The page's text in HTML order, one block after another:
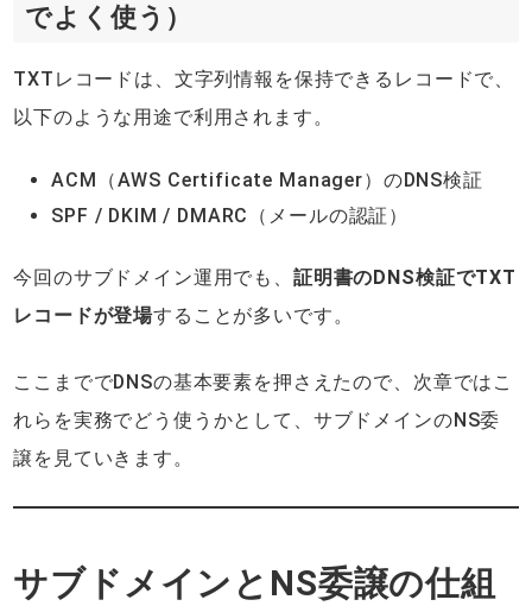
でよく使う）
TXTレコードは、文字列情報を保持できるレコードで、
以下のような用途で利用されます。
ACM（AWS Certificate Manager）のDNS検証
SPF / DKIM / DMARC（メールの認証）
今回のサブドメイン運用でも、 証明書のDNS検証でTXT
レコードが登場することが多いです。
ここまででDNSの基本要素を押さえたので、次章ではこ
れらを実務でどう使うかとして、サブドメインのNS委
譲を見ていきます。
サブドメインとNS委譲の仕組